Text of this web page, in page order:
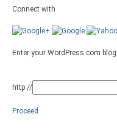
Connect with
Enter your WordPress.com blog
http://
Proceed